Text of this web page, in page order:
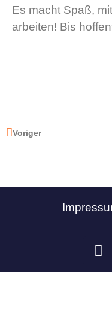
Es macht Spaß,
arbeiten! Bis
Voriger